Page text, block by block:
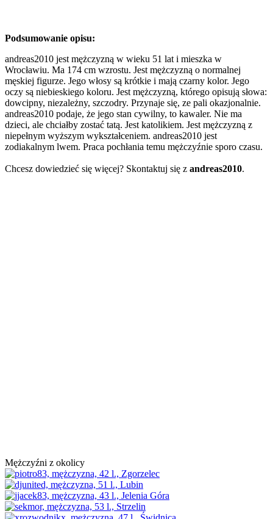
Podsumowanie opisu:
andreas2010 jest mężczyzną w wieku 51 lat i mieszka w
Wrocławiu. Ma 174 cm wzrostu. Jest mężczyzną o normalnej
męskiej figurze. Jego włosy są krótkie i mają czarny kolor. Jego
oczy są niebieskiego koloru. Jest mężczyzną, którego opisują słowa:
dowcipny, niezależny, szczodry. Przynaje się, ze pali okazjonalnie.
andreas2010 podaje, że jego stan cywilny, to kawaler. Nie ma
dzieci, ale chciałby zostać tatą. Jest katolikiem. Jest mężczyzną z
niepełnym wyższym wykształceniem. andreas2010 jest
zodiakalnym lwem. Praca pochłania temu mężczyźnie sporo czasu.
Chcesz dowiedzieć się więcej? Skontaktuj się z andreas2010.
Mężczyźni z okolicy